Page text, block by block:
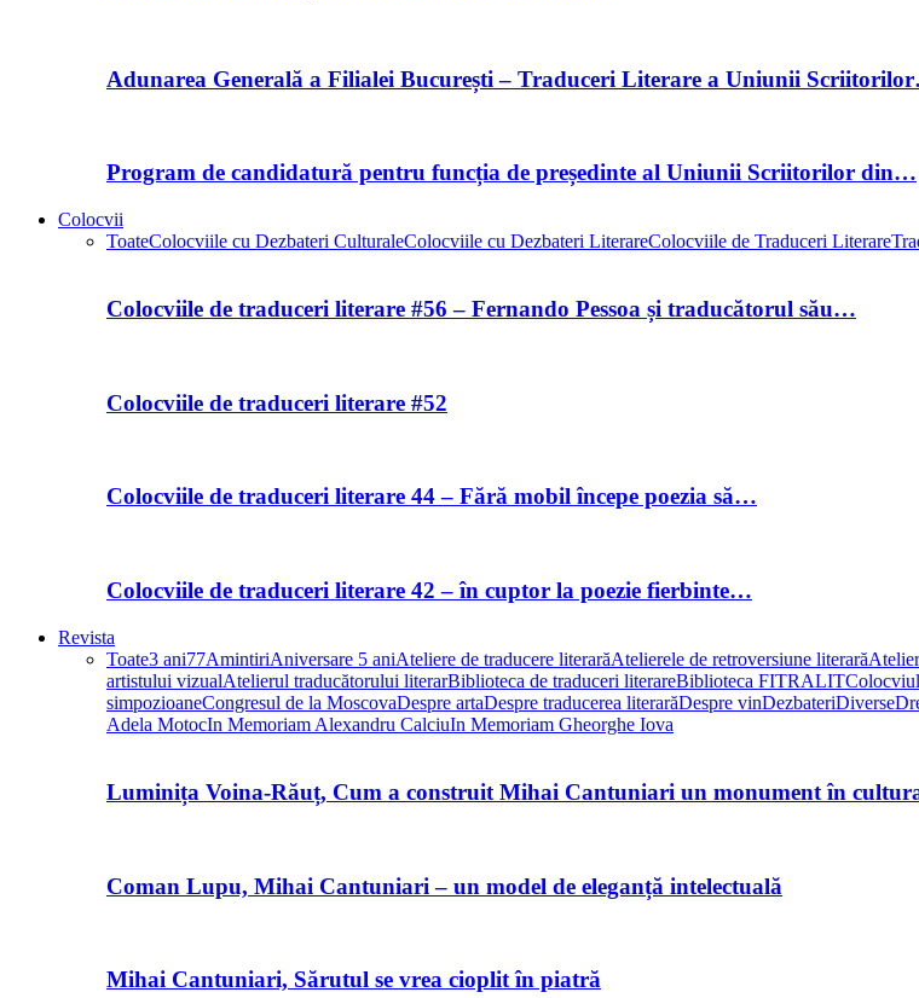
Adunarea Generală a Filialei București – Traduceri Literare a Uniunii
Program de candidatură pentru funcția de președinte al Uniunii Scriitorilor din…
Colocvii
ToateColocviile cu Dezbateri CulturaleColocviile cu Dezbateri LiterareColocviile de Traduceri Literare
Colocviile de traduceri literare #56 – Fernando Pessoa și traducătorul său…
Colocviile de traduceri literare #52
Colocviile de traduceri literare 44 – Fără mobil începe poezia să…
Colocviile de traduceri literare 42 – în cuptor la poezie fierbinte…
Revista
Toate3 ani77AmintiriAniversare 5 aniAteliere de traducere literarăAtelierele de retroversiune literară
artistului vizualAtelierul traducătorului literarBiblioteca de traduceri literareBiblioteca FITRALIT
simpozioaneCongresul de la MoscovaDespre artaDespre traducerea literarăDespre vinDezbateriDiverse
Adela MotocIn Memoriam Alexandru CalciuIn Memoriam Gheorghe Iova
Luminița Voina-Răuț, Cum a construit Mihai Cantuniari un monument în
Coman Lupu, Mihai Cantuniari – un model de eleganță intelectuală
Mihai Cantuniari, Sărutul se vrea cioplit în piatră